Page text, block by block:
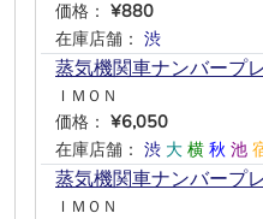
価格： ¥880
在庫店舗： 渋
蒸気機関車ナンバープ
ＩＭＯＮ
価格： ¥6,050
在庫店舗： 渋 大 横 秋 池
蒸気機関車ナンバープ
ＩＭＯＮ